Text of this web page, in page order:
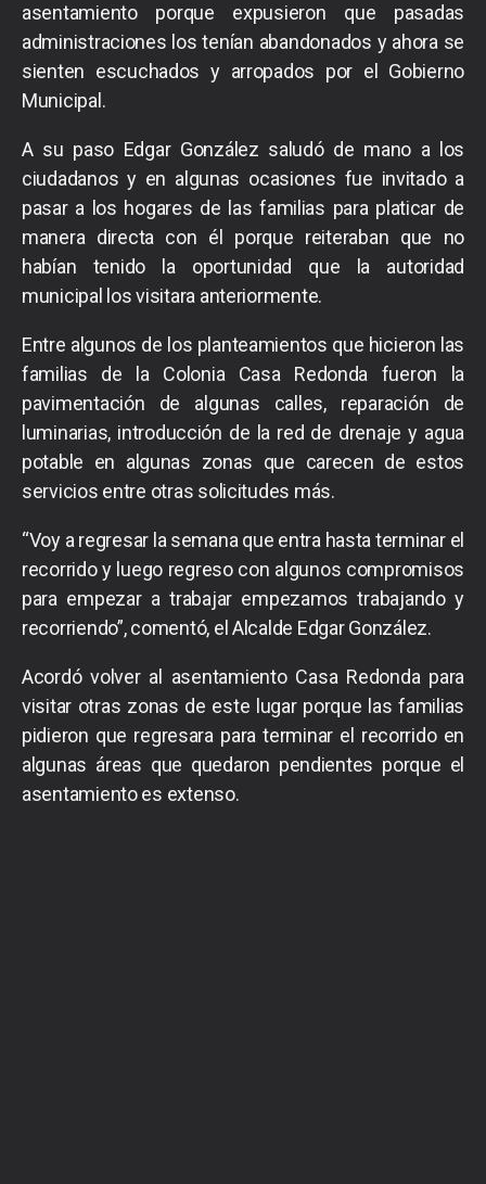
asentamiento porque expusieron que pasadas
administraciones los tenían abandonados y ahora se
sienten escuchados y arropados por el Gobierno
Municipal.
A su paso Edgar González saludó de mano a los
ciudadanos y en algunas ocasiones fue invitado a
pasar a los hogares de las familias para platicar de
manera directa con él porque reiteraban que no
habían tenido la oportunidad que la autoridad
municipal los visitara anteriormente.
Entre algunos de los planteamientos que hicieron las
familias de la Colonia Casa Redonda fueron la
pavimentación de algunas calles, reparación de
luminarias, introducción de la red de drenaje y agua
potable en algunas zonas que carecen de estos
servicios entre otras solicitudes más.
“Voy a regresar la semana que entra hasta terminar el
recorrido y luego regreso con algunos compromisos
para empezar a trabajar empezamos trabajando y
recorriendo”, comentó, el Alcalde Edgar González.
Acordó volver al asentamiento Casa Redonda para
visitar otras zonas de este lugar porque las familias
pidieron que regresara para terminar el recorrido en
algunas áreas que quedaron pendientes porque el
asentamiento es extenso.